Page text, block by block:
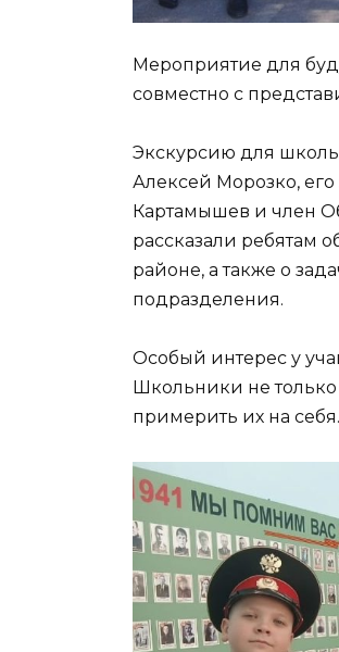
Мероприятие для
совместно с
Экскурсию для
Алексей Морозко,
Картамышев и член
рассказали ребятам
районе, а также о
подразделения.
Особый интерес у
Школьники не
примерить их на себя.